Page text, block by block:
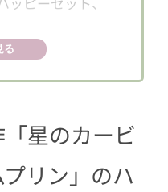
るみ
ハッピーセッ
など全6種類
る
星のカービ
リン」のハ